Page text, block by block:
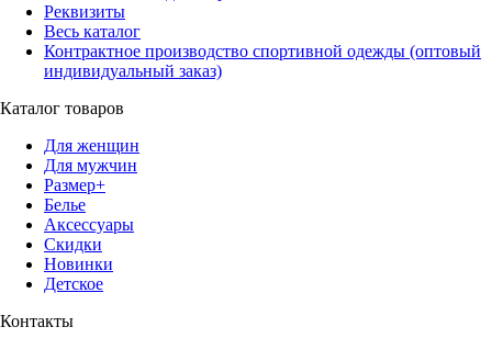
Реквизиты
Весь каталог
Контрактное производство спортивной одежды (оптовый
индивидуальный заказ)
Каталог товаров
Для женщин
Для мужчин
Размер+
Белье
Аксессуары
Скидки
Новинки
Детское
Контакты